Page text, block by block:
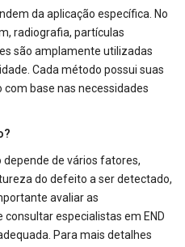
da aplicação específica. No
radiografia, partículas
são amplamente utilizadas
Cada método possui suas
base nas necessidades
de vários fatores,
do defeito a ser detectado,
avaliar as
especialistas em END
Para mais detalhes